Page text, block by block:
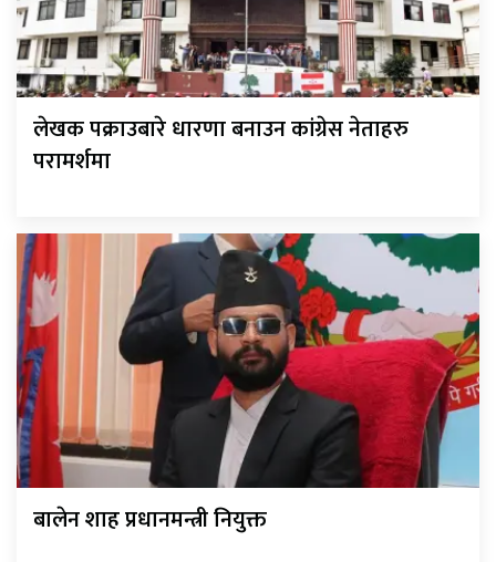
लेखक पक्राउबारे धारणा बनाउन कांग्रेस नेताहरु
परामर्शमा
बालेन शाह प्रधानमन्त्री नियुक्त